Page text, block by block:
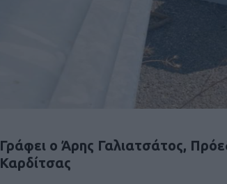
Γράφει ο Άρης Γαλιατσάτος,
Καρδίτσας